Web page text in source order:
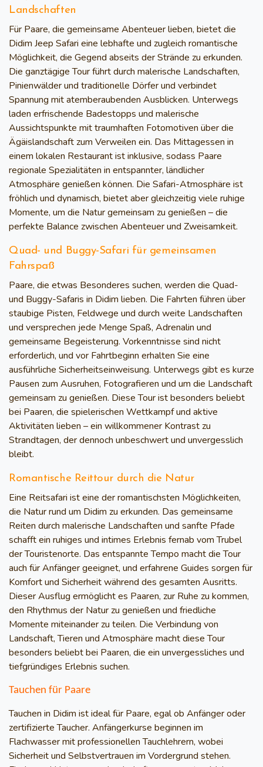
Landschaften
Für Paare, die gemeinsame Abenteuer lieben, bietet die
Didim Jeep Safari eine lebhafte und zugleich romantische
Möglichkeit, die Gegend abseits der Strände zu erkunden.
Die ganztägige Tour führt durch malerische Landschaften,
Pinienwälder und traditionelle Dörfer und verbindet
Spannung mit atemberaubenden Ausblicken. Unterwegs
laden erfrischende Badestopps und malerische
Aussichtspunkte mit traumhaften Fotomotiven über die
Ägäislandschaft zum Verweilen ein. Das Mittagessen in
einem lokalen Restaurant ist inklusive, sodass Paare
regionale Spezialitäten in entspannter, ländlicher
Atmosphäre genießen können. Die Safari-Atmosphäre ist
fröhlich und dynamisch, bietet aber gleichzeitig viele ruhige
Momente, um die Natur gemeinsam zu genießen – die
perfekte Balance zwischen Abenteuer und Zweisamkeit.
Quad- und Buggy-Safari für gemeinsamen
Fahrspaß
Paare, die etwas Besonderes suchen, werden die Quad-
und Buggy-Safaris in Didim lieben. Die Fahrten führen über
staubige Pisten, Feldwege und durch weite Landschaften
und versprechen jede Menge Spaß, Adrenalin und
gemeinsame Begeisterung. Vorkenntnisse sind nicht
erforderlich, und vor Fahrtbeginn erhalten Sie eine
ausführliche Sicherheitseinweisung. Unterwegs gibt es kurze
Pausen zum Ausruhen, Fotografieren und um die Landschaft
gemeinsam zu genießen. Diese Tour ist besonders beliebt
bei Paaren, die spielerischen Wettkampf und aktive
Aktivitäten lieben – ein willkommener Kontrast zu
Strandtagen, der dennoch unbeschwert und unvergesslich
bleibt.
Romantische Reittour durch die Natur
Eine Reitsafari ist eine der romantischsten Möglichkeiten,
die Natur rund um Didim zu erkunden. Das gemeinsame
Reiten durch malerische Landschaften und sanfte Pfade
schafft ein ruhiges und intimes Erlebnis fernab vom Trubel
der Touristenorte. Das entspannte Tempo macht die Tour
auch für Anfänger geeignet, und erfahrene Guides sorgen für
Komfort und Sicherheit während des gesamten Ausritts.
Dieser Ausflug ermöglicht es Paaren, zur Ruhe zu kommen,
den Rhythmus der Natur zu genießen und friedliche
Momente miteinander zu teilen. Die Verbindung von
Landschaft, Tieren und Atmosphäre macht diese Tour
besonders beliebt bei Paaren, die ein unvergessliches und
tiefgründiges Erlebnis suchen.
Tauchen für Paare
Tauchen in Didim ist ideal für Paare, egal ob Anfänger oder
zertifizierte Taucher. Anfängerkurse beginnen im
Flachwasser mit professionellen Tauchlehrern, wobei
Sicherheit und Selbstvertrauen im Vordergrund stehen.